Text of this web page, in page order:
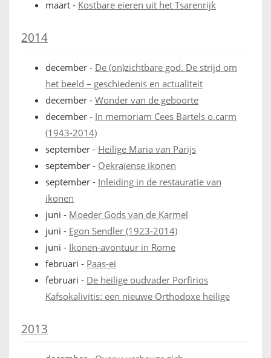
maart - Kostbare eieren uit het Tsarenrijk
2014
december - De (on)zichtbare god. De strijd om
het beeld – geschiedenis en actualiteit
december - Wonder van de geboorte
december - In memoriam Cees Bartels o.carm
(1943-2014)
september - Heilige Maria van Parijs
september - Oekraïense ikonen
september - Inleiding in de restauratie van
ikonen
juni - Moeder Gods van de Karmel
juni - Egon Sendler (1923-2014)
juni - Ikonen-avontuur in Rome
februari - Paas-ei
februari - De heilige oudvader Porfirios
Kafsokalivitis: een nieuwe Orthodoxe heilige
2013